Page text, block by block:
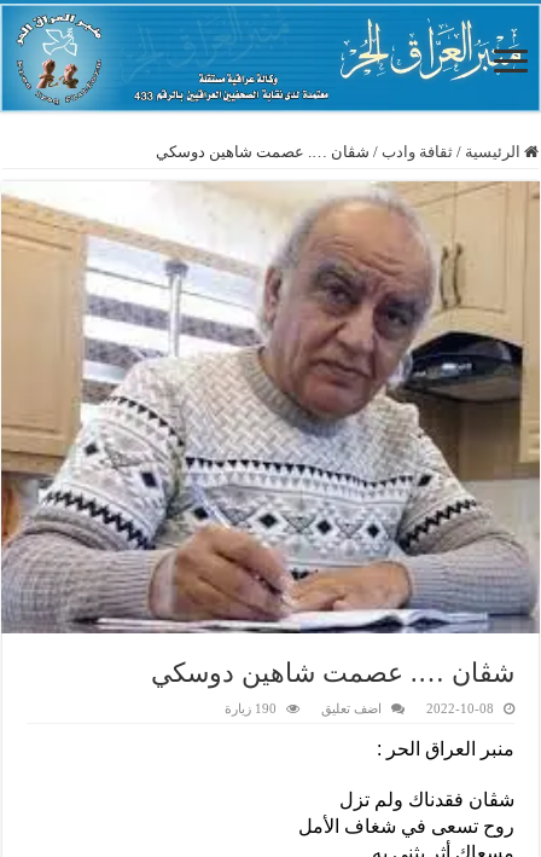
الرئيسية / ثقافة وادب / شڤان …. عصمت شاهين دوسكي
شڤان …. عصمت شاهين دوسكي
2022-10-08 اضف تعليق 190 زيارة
منبر العراق الحر :
شڤان فقدناك ولم تزل
روح تسعى في شغاف الأمل